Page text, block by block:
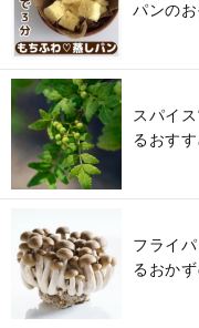
パンの
スパイ
るおす
フライ
るおか